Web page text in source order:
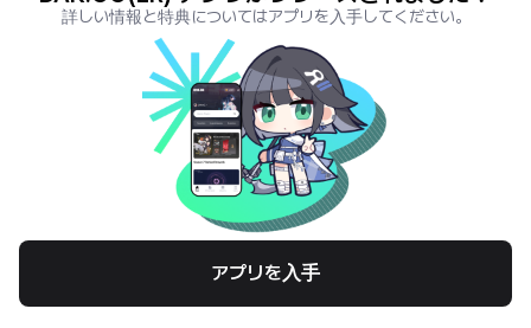
League of Legends Stats PORO.GG
Teamfight Tactics Stats
LOLCHESS.GG
VALORANT.DAK.GG
PUBG.DAK.GG
Eternal Return StatsER.DAK.GG
Genshin Impact Stats
GENSHIN.DAK.GG
DEADLOCK.DAK.GG
Terms of Service Privacy Notice
© All Rights Reserved. Hosted by PlayXP Inc. Eternal Return and all related
logos are trademarks of Nimble Neuron, inc. or its affiliates.
詳しい情報と特典についてはアプリを入手してください。
アプリを入手